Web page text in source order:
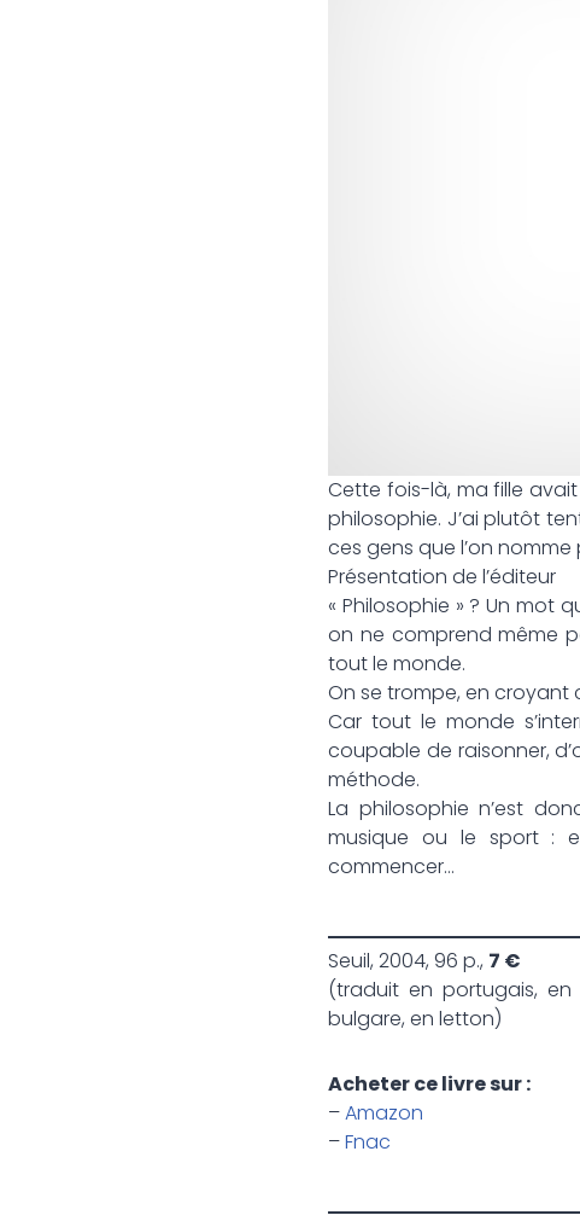
Cette fois-là, ma fille
philosophie. J’ai plutôt
ces gens que l’on nomme
Présentation de l’éditeur
« Philosophie » ? Un mot
on ne comprend même
tout le monde.
On se trompe, en croyant
Car tout le monde
coupable de raisonner,
méthode.
La philosophie n’est
musique ou le sport :
commencer…
Seuil, 2004, 96 p., 7 €
(traduit en portugais,
bulgare, en letton)
Acheter ce livre sur :
–Amazon
–Fnac